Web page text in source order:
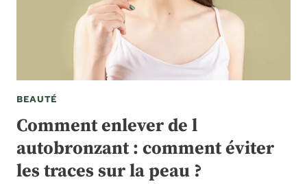
BEAUTÉ
Comment enlever de l
autobronzant : comment éviter
les traces sur la peau ?